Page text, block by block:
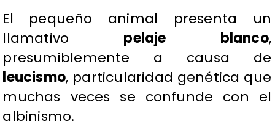
El pequeño animal presenta un
llamativo pelaje blanco,
presumiblemente a causa de
leucismo, particularidad genética que
muchas veces se confunde con el
albinismo.